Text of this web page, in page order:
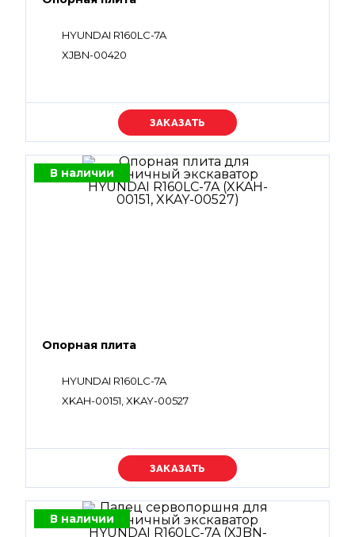
HYUNDAI R160LC-7A
XJBN-00420
Уточняйте цену
В наличии
Опорная плита
HYUNDAI R160LC-7A
XKAH-00151, XKAY-00527
Уточняйте цену
В наличии